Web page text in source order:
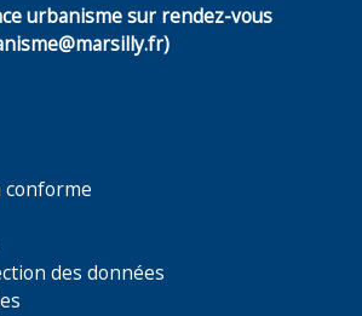
urbanisme sur rendez-vous
conforme
des données